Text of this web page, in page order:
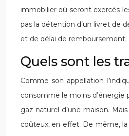
immobilier où seront exercés
pas la détention d’un livret de
et de délai de remboursement.
Quels sont les
Comme son appellation
consomme le moins d’énergie
gaz naturel d’une maison.
coûteux, en effet. De même, la